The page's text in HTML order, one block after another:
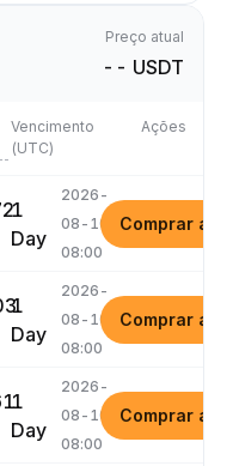
Preço atual
-- USDT
Vencimento
(UTC)
Ações
1
Day
2026-
08-10
08:00
Comprar
1
Day
2026-
08-10
08:00
Comprar
1
Day
2026-
08-10
08:00
Comprar